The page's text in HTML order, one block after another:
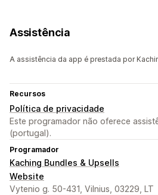
Assistência
A assistência da app é prestada por
Recursos
Política de privacidade
Este programador não oferece
(portugal).
Programador
Kaching Bundles & Upsells
Website
Vytenio g. 50-431, Vilnius, 03229, LT